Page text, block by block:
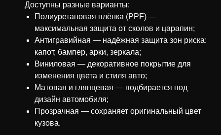
Доступны разные варианты:
Полиуретановая плёнка (PPF) —
максимальная защита от сколов и царапин;
Антигравийная — надёжная защита зон риска:
капот, бампер, арки, зеркала;
Виниловая — декоративное покрытие для
изменения цвета и стиля авто;
Матовая и глянцевая — подбирается под
дизайн автомобиля;
Прозрачная — сохраняет оригинальный цвет
кузова.